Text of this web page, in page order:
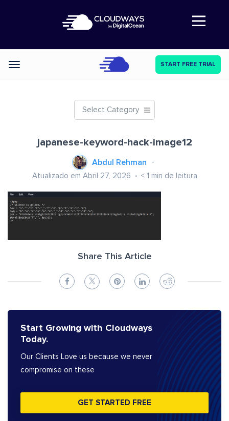
Abre a navegação
Categories START FREE TRIAL
Select Category
japanese-keyword-hack-image12
Abdul Rehman
Atualizado em Abril 27, 2026 < 1 min de leitura
Share This Article
Start Growing with Cloudways
Today.
Our Clients Love us because we never
compromise on these
GET STARTED FREE